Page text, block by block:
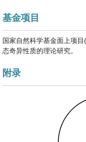
基金项目
国家自然科学基金面上项
态奇异性质的理论研究。
附录